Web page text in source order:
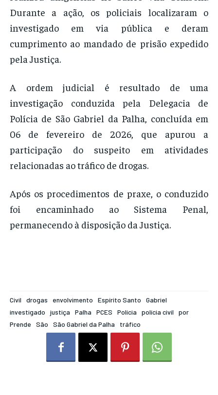
Durante a ação, os policiais localizaram o
investigado em via pública e deram
cumprimento ao mandado de prisão expedido
pela Justiça.
A ordem judicial é resultado de uma
investigação conduzida pela Delegacia de
Polícia de São Gabriel da Palha, concluída em
06 de fevereiro de 2026, que apurou a
participação do suspeito em atividades
relacionadas ao tráfico de drogas.
Após os procedimentos de praxe, o conduzido
foi encaminhado ao Sistema Penal,
permanecendo à disposição da Justiça.
Civil drogas envolvimento Espírito Santo
Gabriel
investigado
justiça Palha PCES Polícia polícia civil
por
Prende
São São Gabriel da Palha tráfico